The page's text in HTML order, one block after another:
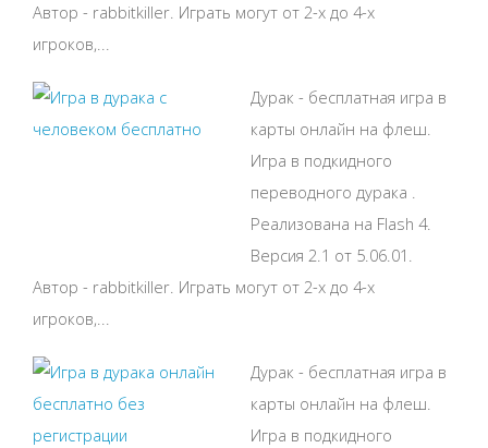
Автор - rabbitkiller. Играть могут от 2-х до 4-х
игроков,...
Дурак - бесплатная игра в
карты онлайн на флеш.
Игра в подкидного
переводного дурака .
Реализована на Flash 4.
Версия 2.1 от 5.06.01.
Автор - rabbitkiller. Играть могут от 2-х до 4-х
игроков,...
Дурак - бесплатная игра в
карты онлайн на флеш.
Игра в подкидного